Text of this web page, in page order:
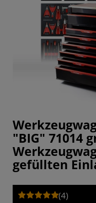
"BIG" 71014
gefüllten
(4)